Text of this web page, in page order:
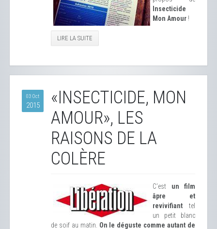
Insecticide
Mon Amour ​ !
LIRE LA SUITE
03 Oct
2015
«INSECTICIDE, MON
AMOUR», LES
RAISONS DE LA
COLÈRE
C’est un film
âpre et
revivifiant tel
un petit blanc
de soif au matin. On le déguste comme autant de